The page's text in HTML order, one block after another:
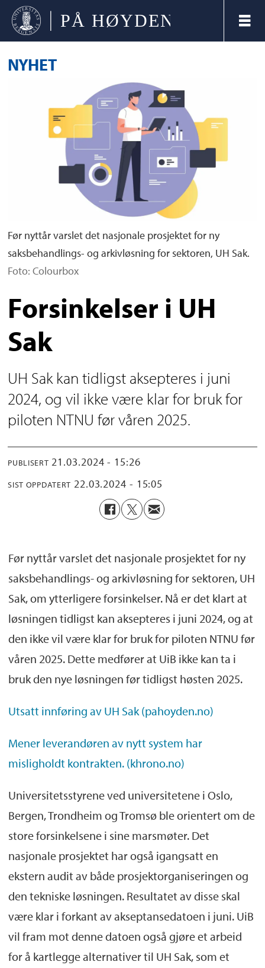
NYHET
Før nyttår varslet det nasjonale prosjektet for ny
saksbehandlings- og arkivløsning for sektoren, UH Sak.
Foto: Colourbox
Forsinkelser i UH
Sak
UH Sak kan tidligst aksepteres i juni
2024, og vil ikke være klar for bruk for
piloten NTNU før våren 2025.
PUBLISERT 21.03.2024 - 15:26
SIST OPPDATERT 22.03.2024 - 15:05
Før nyttår varslet det nasjonale prosjektet for ny
saksbehandlings- og arkivløsning for sektoren, UH
Sak, om ytterligere forsinkelser. Nå er det klart at
løsningen tidligst kan aksepteres i juni 2024, og at
den ikke vil være klar for bruk for piloten NTNU før
våren 2025. Dette medfører at UiB ikke kan ta i
bruk den nye løsningen før tidligst høsten 2025.
Utsatt innføring av UH Sak (pahoyden.no)
Mener leverandøren av nytt system har
misligholdt kontrakten. (khrono.no)
Universitetsstyrene ved universitetene i Oslo,
Bergen, Trondheim og Tromsø ble orientert om de
store forsinkelsene i sine marsmøter. Det
nasjonale prosjektet har også igangsatt en
ekstern audit av både prosjektorganiseringen og
den tekniske løsningen. Resultatet av disse skal
være klar i forkant av akseptansedatoen i juni. UiB
vil fram mot denne datoen også gjøre et arbeid
for å kartlegge alternativer til UH Sak, som et